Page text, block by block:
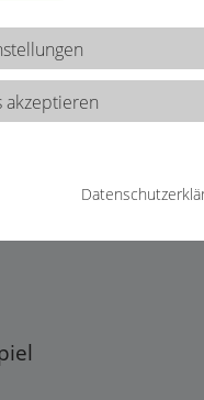
akzeptieren